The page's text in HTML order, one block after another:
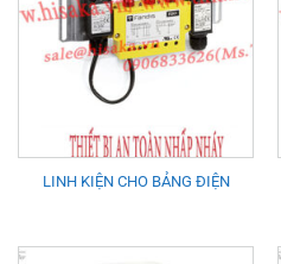
LINH KIỆN CHO BẢNG ĐIỆN